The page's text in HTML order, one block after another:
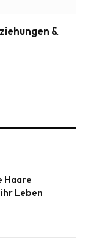
&
Haare
Leben